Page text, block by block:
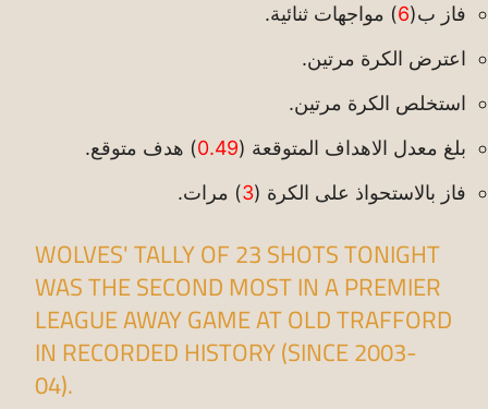
فاز ب(6) مواجهات ثنائية.
اعترض الكرة مرتين.
استخلص الكرة مرتين.
بلغ معدل الاهداف المتوقعة (0.49) هدف متوقع.
فاز بالاستحواذ على الكرة (3) مرات.
WOLVES' TALLY OF 23 SHOTS TONIGHT
WAS THE SECOND MOST IN A PREMIER
LEAGUE AWAY GAME AT OLD TRAFFORD
IN RECORDED HISTORY (SINCE 2003-
04).